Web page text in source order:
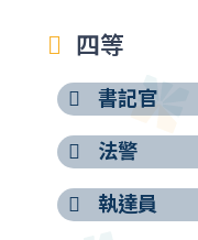
四等
書記官
法警
執達員